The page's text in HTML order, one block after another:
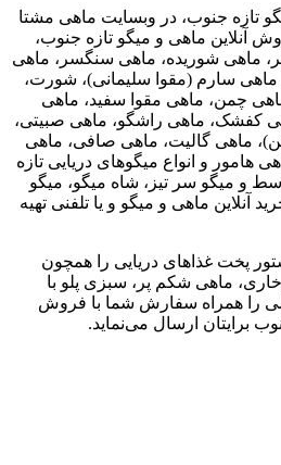
تازه جنوب، در وبسایت ماهی مشتا
آنلاین ماهی و میگو تازه جنوب،
ماهی شوریده، ماهی سنگسر، ماهی
ماهی سارم (مقوا سلیمانی)، شورت،
چمن، ماهی مقوا سفید، ماهی
کفشک، ماهی راشگو، ماهی صبیتی،
ماهی گالیت، ماهی صافی، ماهی
هامور و انواع میگوهای دریایی تازه
و میگو سر تیز، شاه میگو، میگو
آنلاین ماهی و میگو و یا تلفنی تهیه
پخت غذاهای دریایی را همچون
ماهی شکم پر، سبزی پلو با
را همراه سفارش شما با فروش
برایتان ارسال می‌نماید.